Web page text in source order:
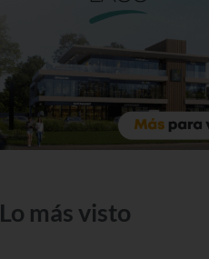
Lo más visto